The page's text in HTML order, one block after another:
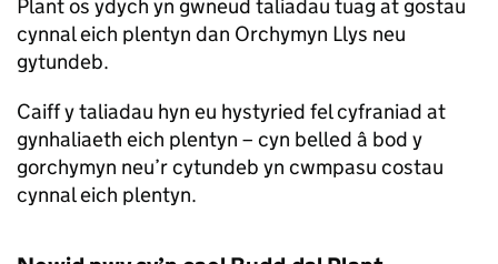
Plant os ydych yn gwneud taliadau tuag at gostau
cynnal eich plentyn dan Orchymyn Llys neu
gytundeb.
Caiff y taliadau hyn eu hystyried fel cyfraniad at
gynhaliaeth eich plentyn – cyn belled â bod y
gorchymyn neu’r cytundeb yn cwmpasu costau
cynnal eich plentyn.